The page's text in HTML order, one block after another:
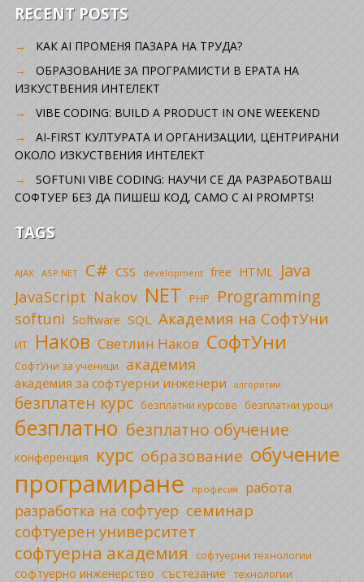
RECENT POSTS
КАК AI ПРОМЕНЯ ПАЗАРА НА ТРУДА?
ОБРАЗОВАНИЕ ЗА ПРОГРАМИСТИ В ЕРАТА НА
ИЗКУСТВЕНИЯ ИНТЕЛЕКТ
VIBE CODING: BUILD A PRODUCT IN ONE WEEKEND
AI-FIRST КУЛТУРАТА И ОРГАНИЗАЦИИ, ЦЕНТРИРАНИ
ОКОЛО ИЗКУСТВЕНИЯ ИНТЕЛЕКТ
SOFTUNI VIBE CODING: НАУЧИ СЕ ДА РАЗРАБОТВАШ
СОФТУЕР БЕЗ ДА ПИШЕШ КОД, САМО С AI PROMPTS!
TAGS
AJAX ASP.NET C# CSS development free HTML Java
JavaScript Nakov NET PHP Programming
softuni Software SQL Академия на СофтУни
ИТ Наков Светлин Наков СофтУни
СофтУни за ученици академия
академия за софтуерни инженери алгоритми
безплатен курс безплатни курсове безплатни уроци
безплатно безплатно обучение
конференция курс образование обучение
програмиране професия работа
разработка на софтуер семинар
софтуерен университет
софтуерна академия софтуерни технологии
софтуерно инженерство състезание технологии